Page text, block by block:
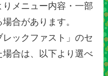
メニュー内容・一部
合があります。
ックファスト」のセ
合は、以下より選べ